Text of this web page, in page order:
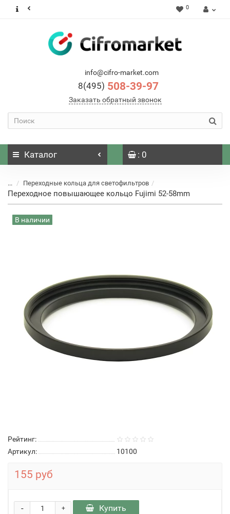
0
info@cifro-market.com
8(495) 508-39-97
Заказать обратный звонок
Каталог : 0
... Переходные кольца для светофильтров
Переходное повышающее кольцо Fujimi 52-58mm
В наличии
Рейтинг:
Артикул:
10100
155 руб
+
- Купить